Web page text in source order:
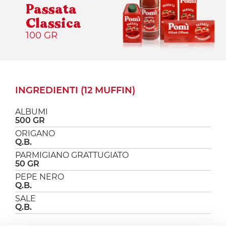
Passata
Classica
100 GR
INGREDIENTI (12 MUFFIN)
ALBUMI
500 GR
ORIGANO
Q.B.
PARMIGIANO GRATTUGIATO
50 GR
PEPE NERO
Q.B.
SALE
Q.B.